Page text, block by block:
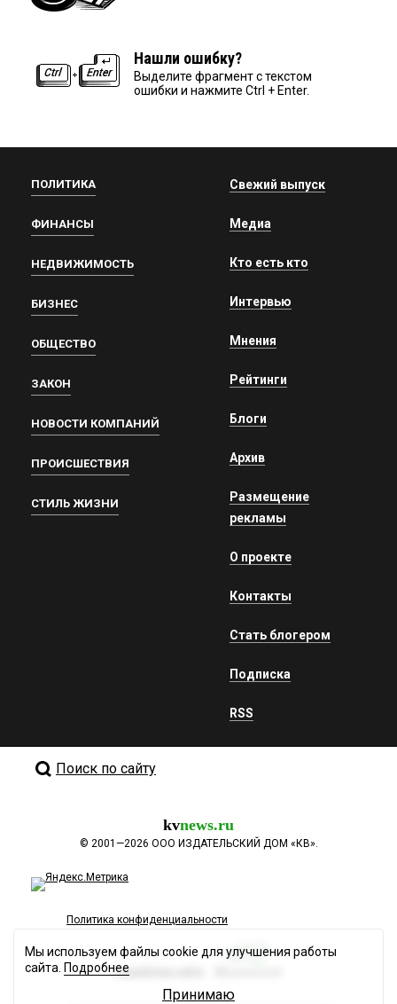
Нашли ошибку?
Выделите фрагмент с текстом
ошибки и нажмите Ctrl + Enter.
ПОЛИТИКА
ФИНАНСЫ
НЕДВИЖИМОСТЬ
БИЗНЕС
ОБЩЕСТВО
ЗАКОН
НОВОСТИ КОМПАНИЙ
ПРОИСШЕСТВИЯ
СТИЛЬ ЖИЗНИ
Свежий выпуск
Медиа
Кто есть кто
Интервью
Мнения
Рейтинги
Блоги
Архив
Размещение
рекламы
О проекте
Контакты
Стать блогером
Подписка
RSS
Поиск по сайту
kvnews.ru
© 2001—2026 ООО ИЗДАТЕЛЬСКИЙ ДОМ «КВ».
Политика конфиденциальности
Разработка сайта
Мы используем файлы cookie для улучшения работы
сайта. Подробнее
Принимаю